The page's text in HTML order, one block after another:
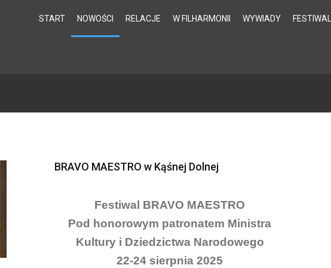
START NOWOŚCI RELACJE W FILHARMONII WYWIADY
BRAVO MAESTRO w Kąśnej Dolnej
Festiwal BRAVO MAESTRO
Pod honorowym patronatem Ministra
Kultury i Dziedzictwa Narodowego
22-24 sierpnia 2025